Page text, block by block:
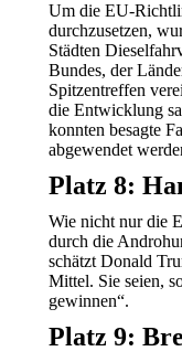
Um die EU-
durchzusetzen,
Städten
Bundes, der
Spitzentreffen
die Entwicklung
konnten besagte
abgewendet
Platz 8:
Wie nicht nur die
durch die
schätzt Donald
Mittel. Sie seien,
gewinnen“.
Platz 9: